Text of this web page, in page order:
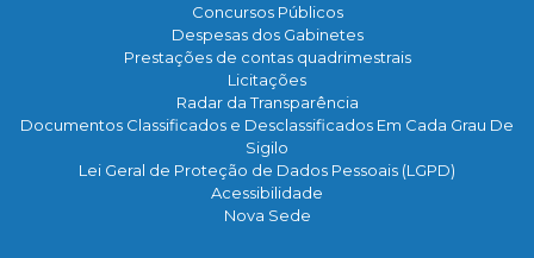
Concursos Públicos
Despesas dos Gabinetes
Prestações de contas quadrimestrais
Licitações
Radar da Transparência
Documentos Classificados e Desclassificados Em Cada Grau De
Sigilo
Lei Geral de Proteção de Dados Pessoais (LGPD)
Acessibilidade
Nova Sede